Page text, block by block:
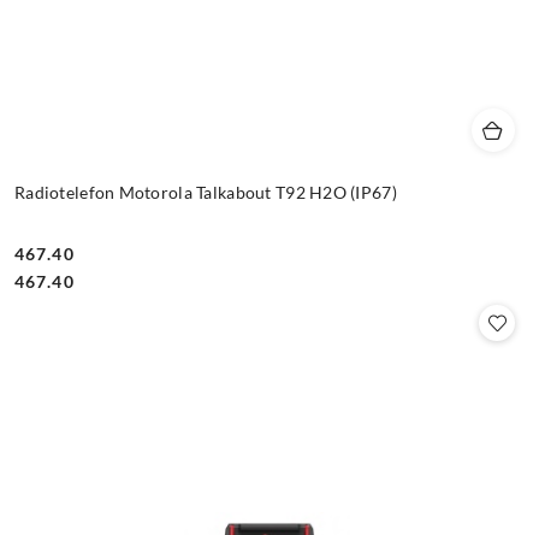
Radiotelefon Motorola Talkabout T92 H2O (IP67)
Cena:
467.40
Cena:
467.40